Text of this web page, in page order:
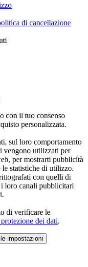
di cancellazione
con il tuo consenso
personalizzata.
sul loro comportamento
vengono utilizzati per
per mostrarti pubblicità
le statistiche di utilizzo.
con quelli di
loro canali pubblicitari
di verificare le
dei dati.
impostazioni